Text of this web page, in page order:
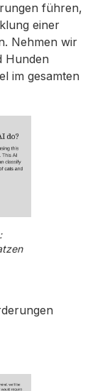
führen,
einer
Nehmen wir
Hunden
im gesamten